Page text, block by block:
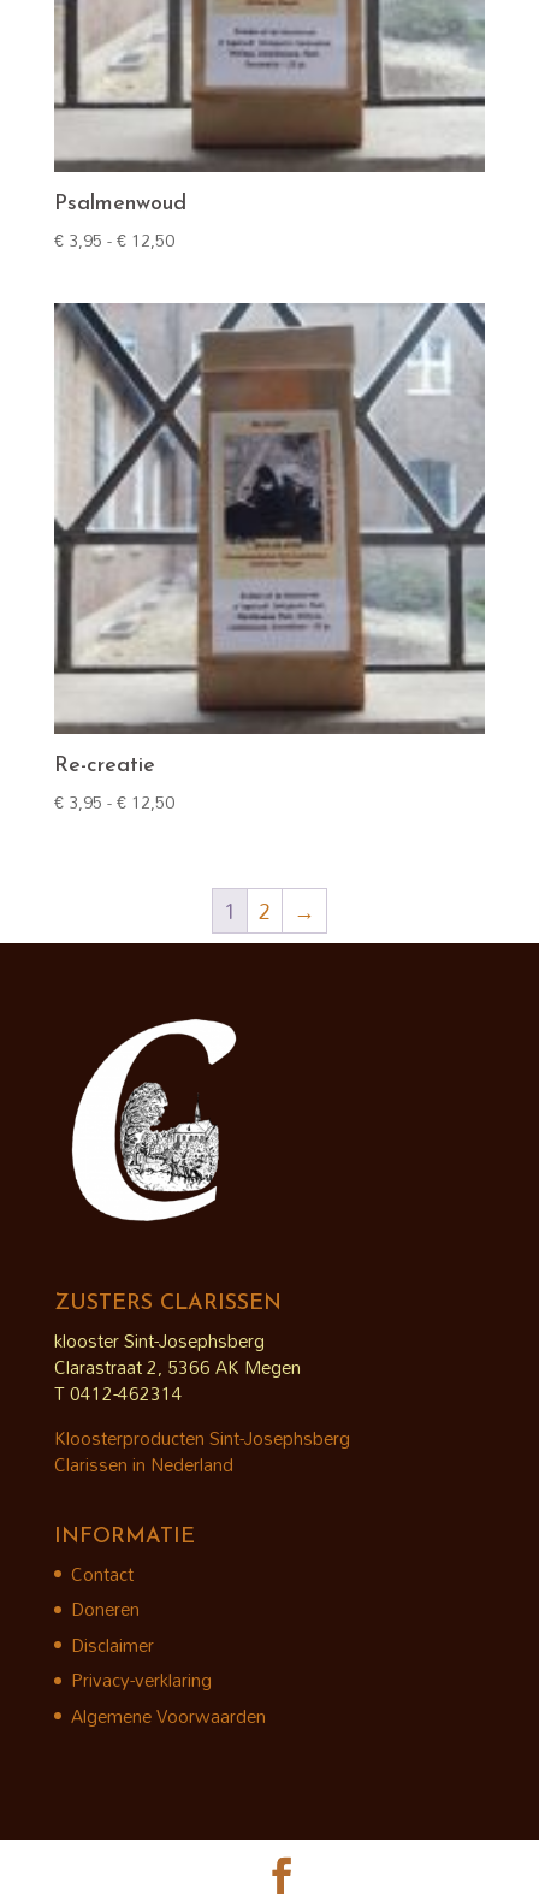
Psalmenwoud
€3,95-€12,50Prijsklasse:
€ 12,50
Re-creatie
€3,95-€12,50Prijsklasse:
€ 12,50
1 2 →
ZUSTERS CLARISSEN
klooster Sint-Josephsberg
Clarastraat 2, 5366 AK Megen
T 0412-462314
Kloosterproducten Sint-Josephsberg
Clarissen in Nederland
INFORMATIE
Contact
Doneren
Disclaimer
Privacy-verklaring
Algemene Voorwaarden